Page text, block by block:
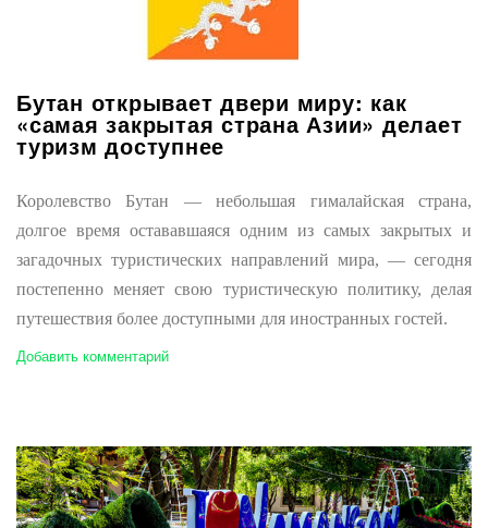
Бутан открывает двери миру: как
«самая закрытая страна Азии» делает
туризм доступнее
Королевство Бутан — небольшая гималайская страна,
долгое время остававшаяся одним из самых закрытых и
загадочных туристических направлений мира, — сегодня
постепенно меняет свою туристическую политику, делая
путешествия более доступными для иностранных гостей.
Добавить комментарий